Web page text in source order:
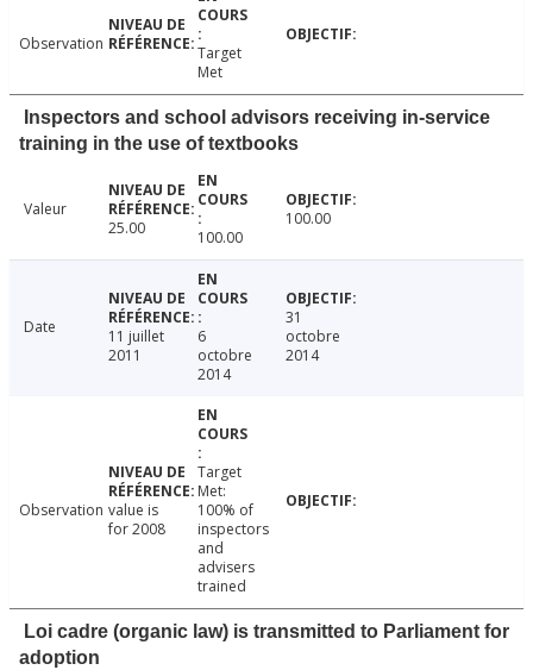
Observation
Target
Met
Inspectors and school advisors receiving in-service
training in the use of textbooks
Valeur
25.00
100.00
100.00
Date
11 juillet
2011
6
octobre
2014
31
octobre
2014
Observation value is
for 2008
Target
Met:
100% of
inspectors
and
advisers
trained
Loi cadre (organic law) is transmitted to Parliament for
adoption